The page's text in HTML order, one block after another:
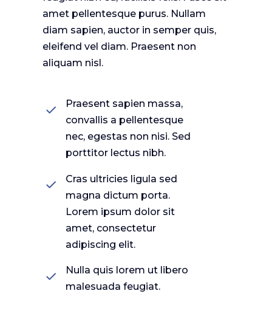
amet pellentesque purus. Nullam
diam sapien, auctor in semper quis,
eleifend vel diam. Praesent non
aliquam nisl.
Praesent sapien massa,
convallis a pellentesque
nec, egestas non nisi. Sed
porttitor lectus nibh.
Cras ultricies ligula sed
magna dictum porta.
Lorem ipsum dolor sit
amet, consectetur
adipiscing elit.
Nulla quis lorem ut libero
malesuada feugiat.